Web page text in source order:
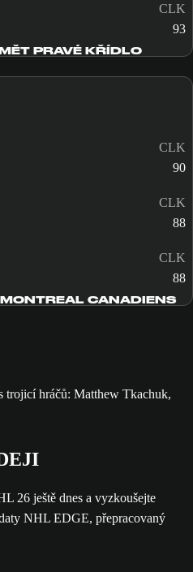
CLK
93
PRAVÉ KŘÍDLO
CLK
90
CLK
88
CLK
88
CANADIENS
26 ještě dnes a vyzkoušejte
NHL EDGE, přepracovaný